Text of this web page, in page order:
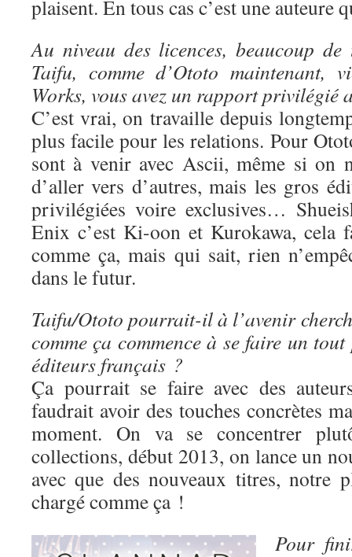
plaisent. En tous cas c’est une auteure
Au niveau des licences, beaucoup
Taifu, comme d’Ototo maintenant,
Works, vous avez un rapport privilégié
C’est vrai, on travaille depuis
plus facile pour les relations. Pour
sont à venir avec Ascii, même si on
d’aller vers d’autres, mais les gros
privilégiées voire exclusives…
Enix c’est Ki-oon et Kurokawa, cela
comme ça, mais qui sait, rien
dans le futur.
Taifu/Ototo pourrait-il à l’avenir
comme ça commence à se faire un
éditeurs français ?
Ça pourrait se faire avec des
faudrait avoir des touches concrètes
moment. On va se concentrer
collections, début 2013, on lance un
avec que des nouveaux titres, notre
chargé comme ça !
Pour